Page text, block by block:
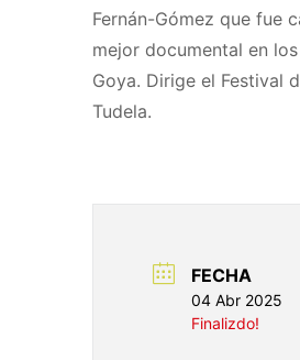
Fernán-Gómez que fue
mejor documental en
Goya. Dirige el Festival
Tudela.
FECHA
04 Abr 2025
Finalizdo!